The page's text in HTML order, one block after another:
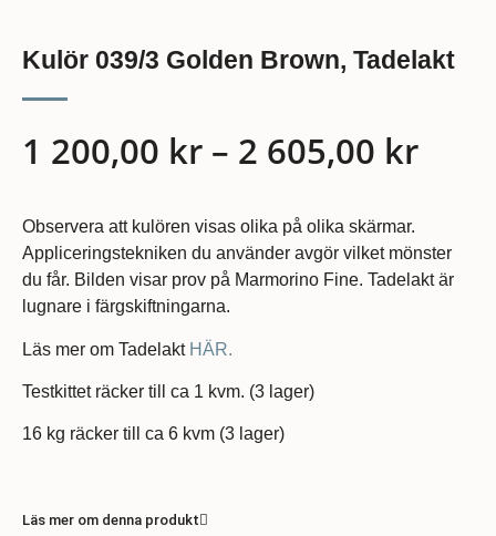
Kulör 039/3 Golden Brown, Tadelakt
1 200,00 kr – 2 605,00 kr
Observera att kulören visas olika på olika skärmar.
Appliceringstekniken du använder avgör vilket mönster
du får. Bilden visar prov på Marmorino Fine. Tadelakt är
lugnare i färgskiftningarna.
Läs mer om TadelaktHÄR.
Testkittet räcker till ca 1 kvm. (3 lager)
16 kg räcker till ca 6 kvm (3 lager)
Läs mer om denna produkt